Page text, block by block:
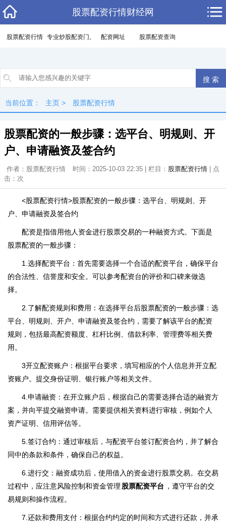
股票配资行情财经网
股票配资行情 专业炒股配资门户 配资网址 股票配资查询
当前位置： 主页 > 股票配资行情
股票配资的一般步骤：选平台、明规则、开
户、申请融资及签合约
作者：股票配资行情 时间：2025-10-03 22:35 | 栏目： 股票配资行情 | 点
击： 次
<股票配资行情>股票配资的一般步骤：选平台、明规则、开
户、申请融资及签合约
配资是指借用他人资金进行股票交易的一种融资方式。下面是
股票配资的一般步骤：
1.选择配资平台：首先需要选择一个合适的配资平台，确保平台
的合法性、信誉度和安全。可以参考配资台的评价和口碑来做选
择。
2.了解配资规则和费用：在选择平台后股票配资的一般步骤：选
平台、明规则、开户、申请融资及签合约，需要了解该平台的配资
规则，包括最高配资额度、杠杆比例、借款利率、管理费等相关费
用。
3开立配资账户：根据平台要求，填写相应的个人信息并开立配
资账户。提交身份证明、银行账户等相关文件。
4.申请融资：在开立账户后，根据自己的需要选择合适的融资方
案，并向平提交融资申请。需要提供相关资料进行审核，例如个人
资产证明、信用评估等。
5.签订合约：通过审核后，与配资平台签订配资合约，并了解合
同中的条款和条件，确保自己的权益。
6.进行交：融资成功后，使用借入的资金进行股票交易。在交易
过程中，应注意风险控制和资金管理 股票配资平台 ，遵守平台的交
易规则和操作流程。
7.还款和费用支付：根据合约约定的时间和方式进行还款，并承